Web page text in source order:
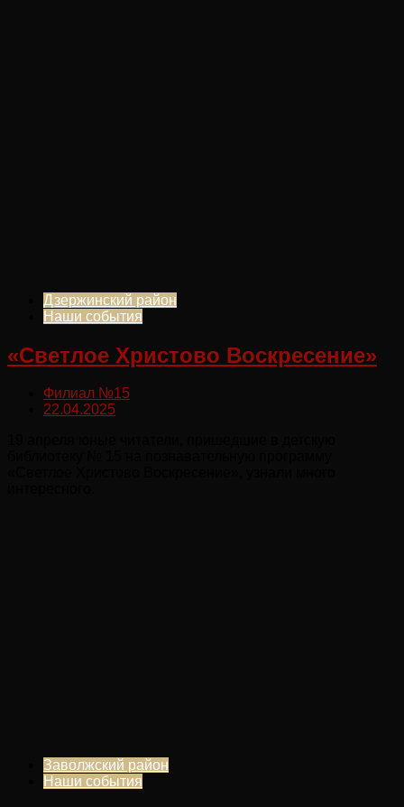
Дзержинский район
Наши события
«Светлое Христово Воскресение»
Филиал №15
22.04.2025
Заволжский район
Наши события